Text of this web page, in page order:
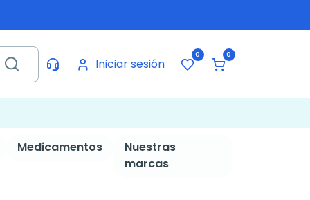
Iniciar sesión
0 0
Medicamentos
Nuestras
marcas